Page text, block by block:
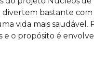
divertem bastante
vida mais saudável.
e o propósito é